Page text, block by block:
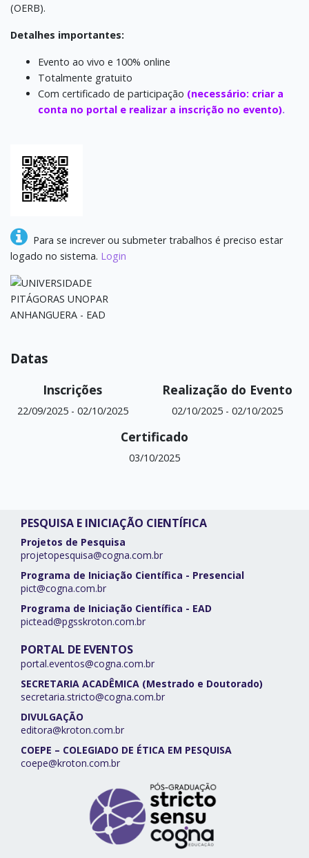
(OERB).
Detalhes importantes:
Evento ao vivo e 100% online
Totalmente gratuito
Com certificado de participação (necessário: criar a
conta no portal e realizar a inscrição no evento).
Para se increver ou submeter trabalhos é preciso estar
logado no sistema. Login
Datas
Inscrições
22/09/2025- 02/10/2025
Realização do Evento
02/10/2025- 02/10/2025
Certificado
03/10/2025
PESQUISA E INICIAÇÃO CIENTÍFICA
Projetos de Pesquisa
projetopesquisa@cogna.com.br
Programa de Iniciação Científica - Presencial
pict@cogna.com.br
Programa de Iniciação Científica - EAD
pictead@pgsskroton.com.br
PORTAL DE EVENTOS
portal.eventos@cogna.com.br
SECRETARIA ACADÊMICA (Mestrado e Doutorado)
secretaria.stricto@cogna.com.br
DIVULGAÇÃO
editora@kroton.com.br
COEPE – COLEGIADO DE ÉTICA EM PESQUISA
coepe@kroton.com.br